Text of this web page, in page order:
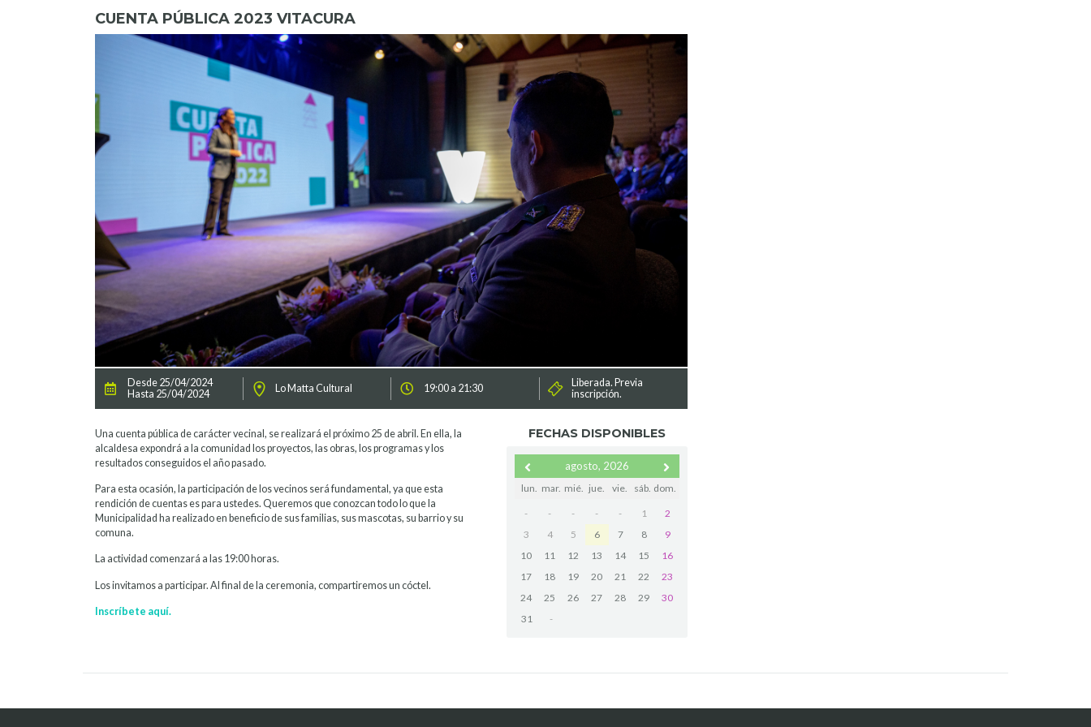
CUENTA PÚBLICA 2023 VITACURA
Desde 25/04/2024
Hasta 25/04/2024
Lo Matta Cultural 19:00 a 21:30
Liberada. Previa
inscripción.
Una cuenta pública de carácter vecinal, se realizará el próximo 25 de abril. En ella, la
alcaldesa expondrá a la comunidad los proyectos, las obras, los programas y los
resultados conseguidos el año pasado.
Para esta ocasión, la participación de los vecinos será fundamental, ya que esta
rendición de cuentas es para ustedes. Queremos que conozcan todo lo que la
Municipalidad ha realizado en beneficio de sus familias, sus mascotas, su barrio y su
comuna.
La actividad comenzará a las 19:00 horas.
Los invitamos a participar. Al final de la ceremonia, compartiremos un cóctel.
Inscríbete aquí.
FECHAS DISPONIBLES
agosto, 2026
lun. mar. mié. jue. vie. sáb. dom.
- - - - - 1
2
3
4 5 6 7 8
9
10
11 12 13 14 15
16
17
18 19 20 21 22
23
24
25 26 27 28 29
30
31
-